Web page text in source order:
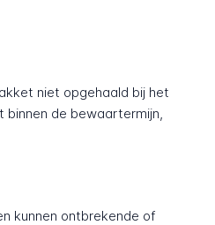
niet opgehaald bij het
de bewaartermijn,
kunnen ontbrekende of